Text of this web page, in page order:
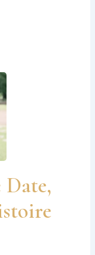
Date,